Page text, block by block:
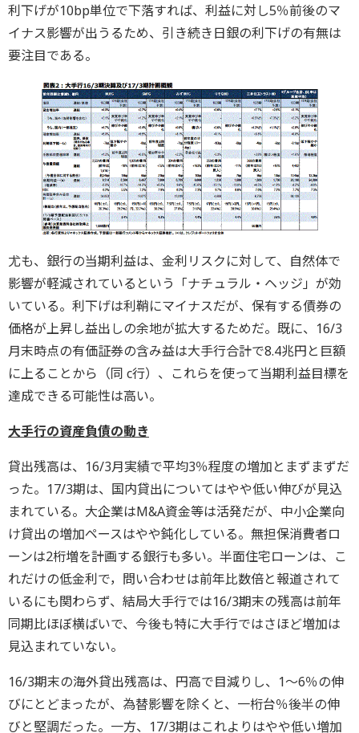
利下げが10bp単位で下落すれば、利益に対し5％前後のマ
イナス影響が出うるため、引き続き日銀の利下げの有無は
要注目である。
尤も、銀行の当期利益は、金利リスクに対して、自然体で
影響が軽減されているという「ナチュラル・ヘッジ」が効
いている。利下げは利鞘にマイナスだが、保有する債券の
価格が上昇し益出しの余地が拡大するためだ。既に、16/3
月末時点の有価証券の含み益は大手行合計で8.4兆円と巨額
に上ることから（同 c行）、これらを使って当期利益目標を
達成できる可能性は高い。
大手行の資産負債の動き
貸出残高は、16/3月実績で平均3％程度の増加とまずまずだ
った。17/3期は、国内貸出についてはやや低い伸びが見込
まれている。大企業はM&A資金等は活発だが、中小企業向
け貸出の増加ペースはやや鈍化している。無担保消費者ロ
ーンは2桁増を計画する銀行も多い。半面住宅ローンは、こ
れだけの低金利で，問い合わせは前年比数倍と報道されて
いるにも関わらず、結局大手行では16/3期末の残高は前年
同期比ほぼ横ばいで、今後も特に大手行ではさほど増加は
見込まれていない。
16/3期末の海外貸出残高は、円高で目減りし、1～6％の伸
びにとどまったが、為替影響を除くと、一桁台％後半の伸
びと堅調だった。一方、17/3期はこれよりはやや低い増加